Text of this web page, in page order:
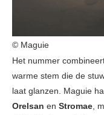
© Maguie
Het nummer
warme stem die de
laat glanzen. Maguie
Orelsan en Stromae ,